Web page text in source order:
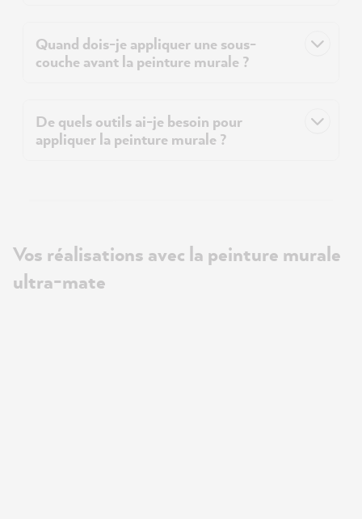
Quand dois-je appliquer une sous-
couche avant la peinture murale ?
De quels outils ai-je besoin pour
appliquer la peinture murale ?
Vos réalisations avec la peinture murale
ultra-mate